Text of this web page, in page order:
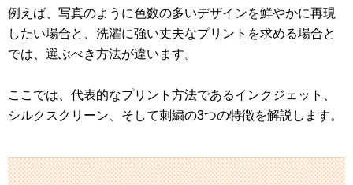
例えば、写真のように色数の多いデザインを鮮やかに再現
したい場合と、洗濯に強い丈夫なプリントを求める場合と
では、選ぶべき方法が違います。
ここでは、代表的なプリント方法であるインクジェット、
シルクスクリーン、そして刺繍の3つの特徴を解説します。